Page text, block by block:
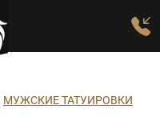
МУЖСКИЕ ТАТУИРОВКИ